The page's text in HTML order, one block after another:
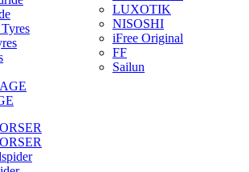
LUXOTIK
NISOSHI
iFree Original
FF
Sailun